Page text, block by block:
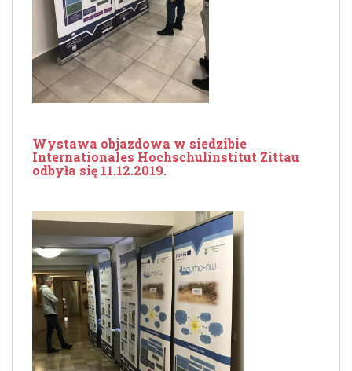
Wystawa objazdowa w siedzibie
Internationales Hochschulinstitut Zittau
odbyła się 11.12.2019.